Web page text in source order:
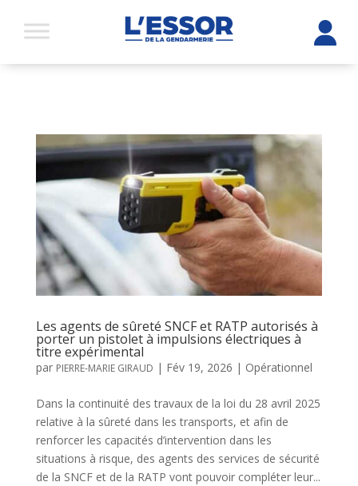
Les agents de sûreté SNCF et RATP autorisés à
porter un pistolet à impulsions électriques à
titre expérimental
par PIERRE-MARIE GIRAUD | Fév 19, 2026 | Opérationnel
Dans la continuité des travaux de la loi du 28 avril 2025
relative à la sûreté dans les transports, et afin de
renforcer les capacités d’intervention dans les
situations à risque, des agents des services de sécurité
de la SNCF et de la RATP vont pouvoir compléter leur...